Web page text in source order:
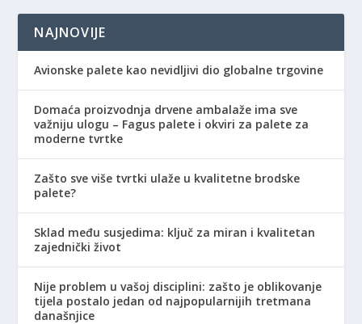
NAJNOVIJE
Avionske palete kao nevidljivi dio globalne trgovine
Domaća proizvodnja drvene ambalaže ima sve
važniju ulogu – Fagus palete i okviri za palete za
moderne tvrtke
Zašto sve više tvrtki ulaže u kvalitetne brodske
palete?
Sklad među susjedima: ključ za miran i kvalitetan
zajednički život
Nije problem u vašoj disciplini: zašto je oblikovanje
tijela postalo jedan od najpopularnijih tretmana
današnjice